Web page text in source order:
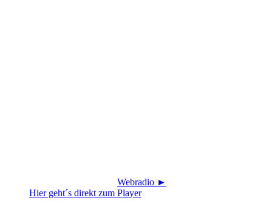
Webradio ►
Hier geht´s direkt zum Player